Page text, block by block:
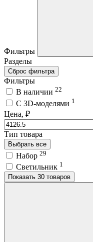
Фильтры
Разделы
Сброс фильтра
Фильтры
В наличии 22
C 3D-моделями 1
Цена, ₽
Тип товара
Выбрать все
Набор 29
Светильник 1
Показать 30 товаров